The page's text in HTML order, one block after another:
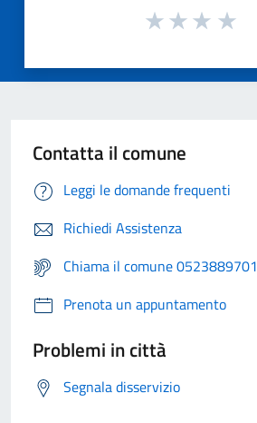
Contatta il comune
Leggi le domande frequenti
Richiedi Assistenza
Chiama il comune 0523889701
Prenota un appuntamento
Problemi in città
Segnala disservizio